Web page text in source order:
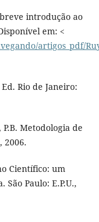
introdução ao
em: <
artigos_pdf/
Rio de Janeiro:
P.B. Metodologia de
2006.
Científico: um
Paulo: E.P.U.,